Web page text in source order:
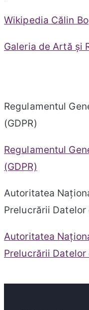
Wikipedia Călin
Galeria de Artă și
Regulamentul
(GDPR)
Regulamentul
(GDPR)
Autoritatea
Prelucrării Datelor
Autoritatea
Prelucrării Datelor